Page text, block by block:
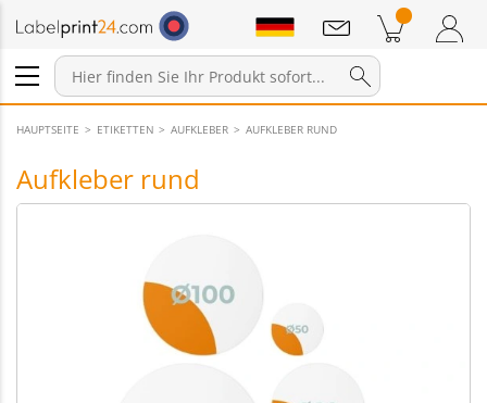
Anmelden / Registrieren
Warenkorb Zum Warenkorb
Mitteilungen
HAUPTSEITE ETIKETTEN AUFKLEBER AUFKLEBER RUND
Aufkleber rund